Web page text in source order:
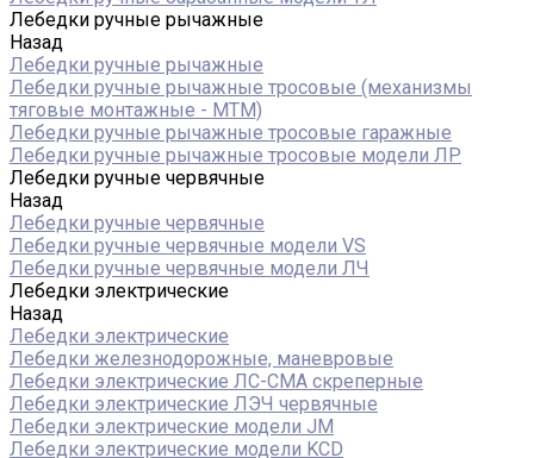
Лебедки ручные рычажные
Назад
Лебедки ручные рычажные
Лебедки ручные рычажные тросовые (механизмы
тяговые монтажные - МТМ)
Лебедки ручные рычажные тросовые гаражные
Лебедки ручные рычажные тросовые модели ЛР
Лебедки ручные червячные
Назад
Лебедки ручные червячные
Лебедки ручные червячные модели VS
Лебедки ручные червячные модели ЛЧ
Лебедки электрические
Назад
Лебедки электрические
Лебедки железнодорожные, маневровые
Лебедки электрические ЛС-СМА скреперные
Лебедки электрические ЛЭЧ червячные
Лебедки электрические модели JM
Лебедки электрические модели KCD